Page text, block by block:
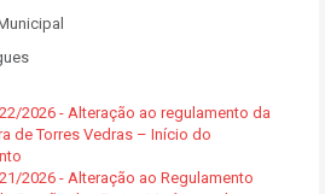
2026 - Alteração ao regulamento da
de Torres Vedras – Início do
2026 - Alteração ao Regulamento